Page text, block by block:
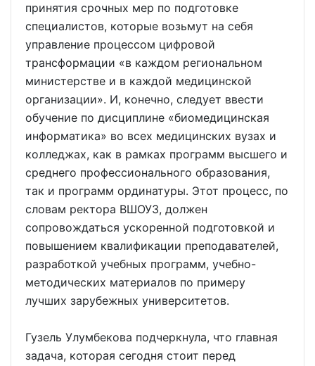
принятия срочных мер по подготовке
специалистов, которые возьмут на себя
управление процессом цифровой
трансформации «в каждом региональном
министерстве и в каждой медицинской
организации». И, конечно, следует ввести
обучение по дисциплине «биомедицинская
информатика» во всех медицинских вузах и
колледжах, как в рамках программ высшего и
среднего профессионального образования,
так и программ ординатуры. Этот процесс, по
словам ректора ВШОУЗ, должен
сопровождаться ускоренной подготовкой и
повышением квалификации преподавателей,
разработкой учебных программ, учебно-
методических материалов по примеру
лучших зарубежных университетов.
Гузель Улумбекова подчеркнула, что главная
задача, которая сегодня стоит перед